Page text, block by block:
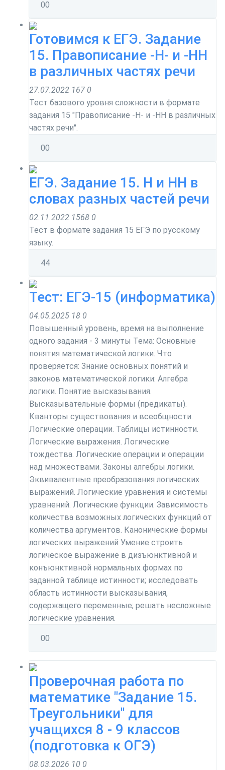
00
Готовимся к ЕГЭ. Задание
15. Правописание -Н- и -НН
в различных частях речи
27.07.2022 167 0
Тест базового уровня сложности в формате
задания 15 "Правописание -Н- и -НН в различных
частях речи".
00
ЕГЭ. Задание 15. Н и НН в
словах разных частей речи
02.11.2022 1568 0
Тест в формате задания 15 ЕГЭ по русскому
языку.
44
Тест: ЕГЭ-15 (информатика)
04.05.2025 18 0
Повышенный уровень, время на выполнение
одного задания - 3 минуты Тема: Основные
понятия математической логики. Что
проверяется: Знание основных понятий и
законов математической логики: Алгебра
логики. Понятие высказывания.
Высказывательные формы (предикаты).
Кванторы существования и всеобщности.
Логические операции. Таблицы истинности.
Логические выражения. Логические
тождества. Логические операции и операции
над множествами. Законы алгебры логики.
Эквивалентные преобразования логических
выражений. Логические уравнения и системы
уравнений. Логические функции. Зависимость
количества возможных логических функций от
количества аргументов. Канонические формы
логических выражений Умение строить
логическое выражение в дизъюнктивной и
конъюнктивной нормальных формах по
заданной таблице истинности; исследовать
область истинности высказывания,
содержащего переменные; решать несложные
логические уравнения.
00
Проверочная работа по
математике "Задание 15.
Треугольники" для
учащихся 8 - 9 классов
(подготовка к ОГЭ)
08.03.2026 10 0